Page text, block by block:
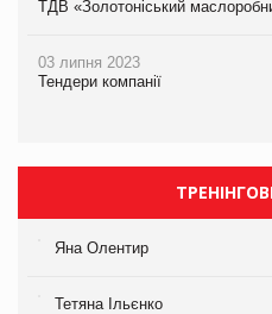
ТДВ «Золотоніський
03 липня 2023
Тендери компанії
Яна Олентир
Тетяна Ільєнко